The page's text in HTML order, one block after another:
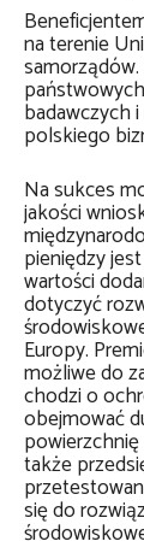
na terenie
badawczych
polskiego
Na sukces
jakości
pieniędzy
wartości
dotyczyć
Europy.
możliwe do
chodzi o
obejmować
także
się do